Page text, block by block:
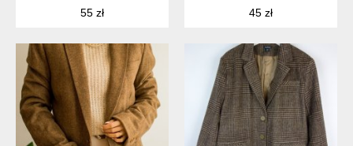
55 zł
45 zł